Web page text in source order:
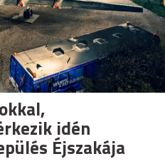
idén
Éjszakája